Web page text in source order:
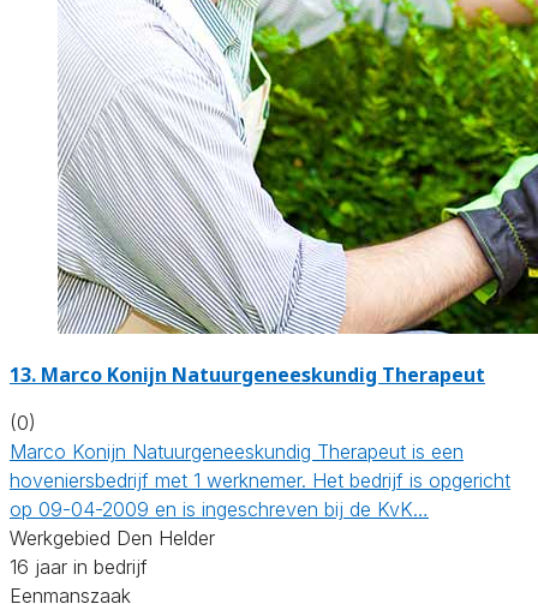
13. Marco Konijn Natuurgeneeskundig Therapeut
(0)
Marco Konijn Natuurgeneeskundig Therapeut is een
hoveniersbedrijf met 1 werknemer. Het bedrijf is opgericht
op 09-04-2009 en is ingeschreven bij de KvK…
Werkgebied Den Helder
16 jaar in bedrijf
Eenmanszaak